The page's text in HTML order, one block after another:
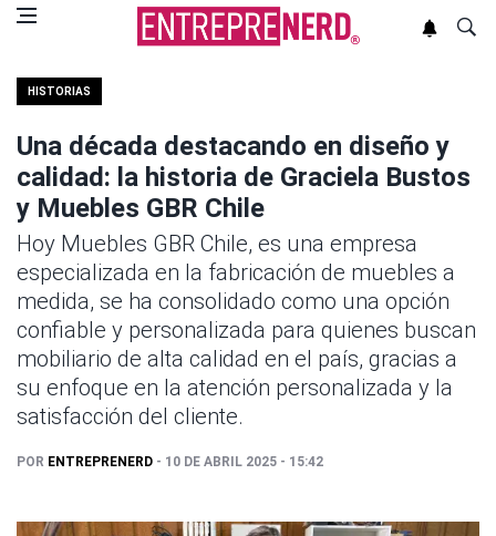
HISTORIAS
Una década destacando en diseño y
calidad: la historia de Graciela Bustos
y Muebles GBR Chile
Hoy Muebles GBR Chile, es una empresa
especializada en la fabricación de muebles a
medida, se ha consolidado como una opción
confiable y personalizada para quienes buscan
mobiliario de alta calidad en el país, gracias a
su enfoque en la atención personalizada y la
satisfacción del cliente.
POR ENTREPRENERD - 10 DE ABRIL 2025 - 15:42